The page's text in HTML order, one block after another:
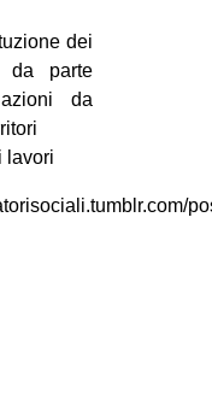
dei
da parte
da
lavori